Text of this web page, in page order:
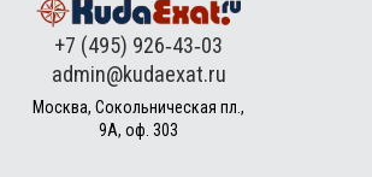
+7 (495) 926‑43‑03
admin@kudaexat.ru
Москва, Сокольническая пл.,
9А, оф. 303